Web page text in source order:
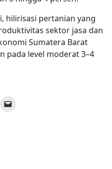
hilirisasi pertanian yang
sektor jasa dan
Sumatera Barat
pada level moderat 3–4